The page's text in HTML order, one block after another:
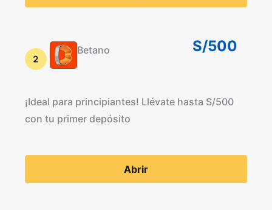
Betano S/500
¡Ideal para principiantes! Llévate hasta S/500
con tu primer depósito
Abrir